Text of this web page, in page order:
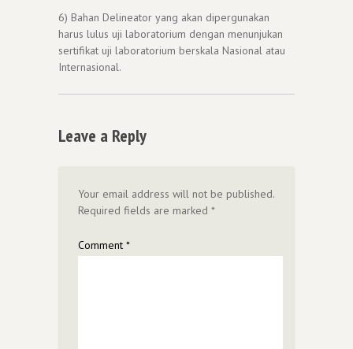
6) Bahan Delineator yang akan dipergunakan
harus lulus uji laboratorium dengan menunjukan
sertifikat uji laboratorium berskala Nasional atau
Internasional.
Leave a Reply
Your email address will not be published.
Required fields are marked *
Comment *